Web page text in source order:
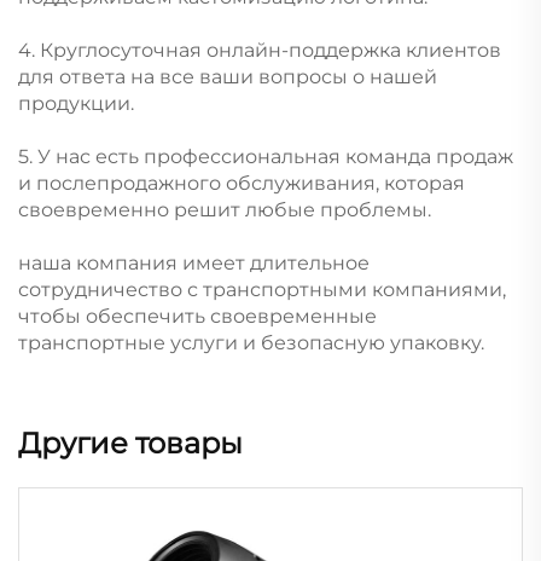
4. Круглосуточная онлайн-поддержка клиентов
для ответа на все ваши вопросы о нашей
продукции.
5. У нас есть профессиональная команда продаж
и послепродажного обслуживания, которая
своевременно решит любые проблемы.
наша компания имеет длительное
сотрудничество с транспортными компаниями,
чтобы обеспечить своевременные
транспортные услуги и безопасную упаковку.
Другие товары